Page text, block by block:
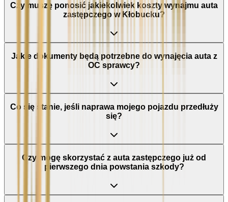
Czy muszę ponosić jakiekolwiek koszty wynajmu auta
zastępczego w Kłobucku?
Jakie dokumenty będą potrzebne do wynajęcia auta z
OC sprawcy?
Co się stanie, jeśli naprawa mojego pojazdu przedłuży
się?
Czy mogę skorzystać z auta zastępczego już od
pierwszego dnia powstania szkody?